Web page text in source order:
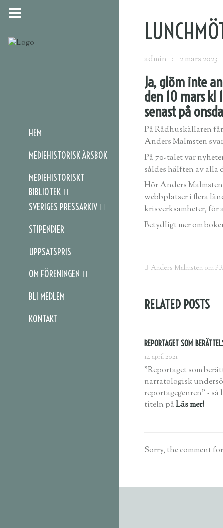
HEM
MEDIEHISTORISK ÅRSBOK
MEDIEHISTORISKT
BIBLIOTEK
SVERIGES PRESSARKIV
STIPENDIER
UPPSATSPRIS
OM FÖRENINGEN
BLI MEDLEM
KONTAKT
admin 2 mars 2023
Ja, glöm inte
den 10 mars kl
senast på
På Rådhuskällaren
Anders Malmsten
På 70-talet var
såldes hälften av alla
Hör Anders
webbplatser i flera
krisverksamheter, för
Betydligt mer om
Anders Malmsten om
RELATED POSTS
REPORTAGET SOM
14 april 2021
"Reportaget som
narratologisk
reportagegenren" - så
titeln påLäs mer!
Sorry, the comment